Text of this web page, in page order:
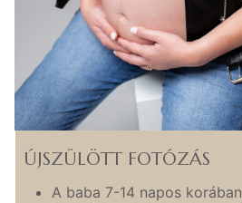
ÚJSZÜLÖTT FOTÓZÁS
A baba 7-14 napos korában